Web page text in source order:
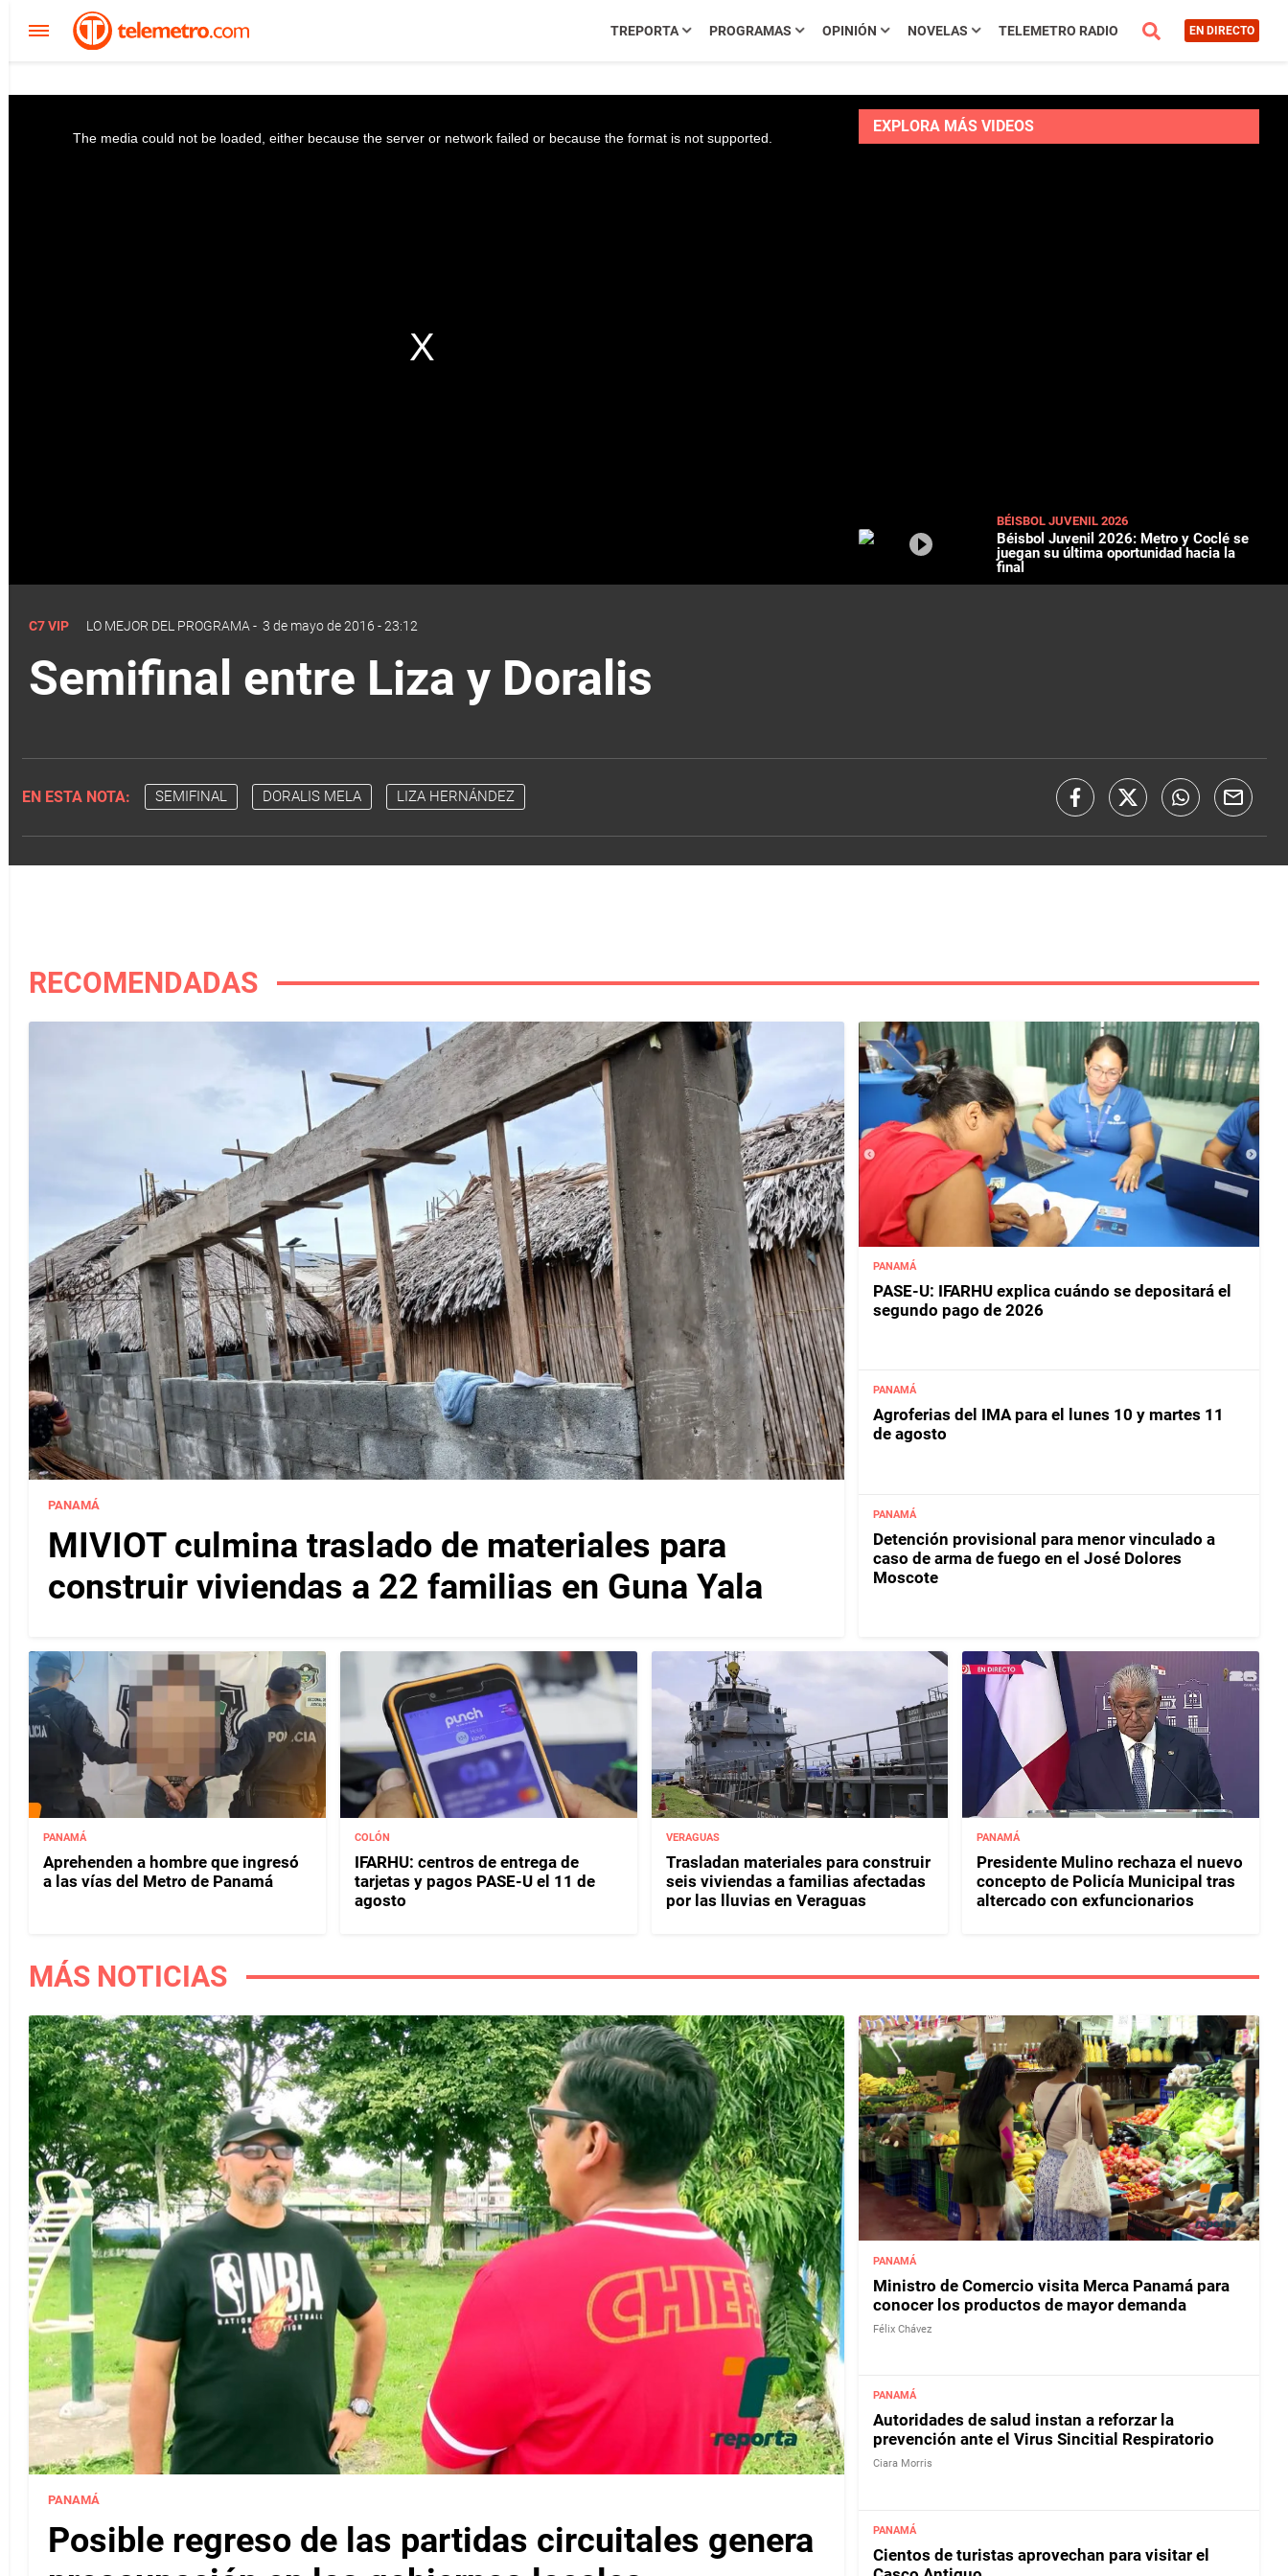
TREPORTA PROGRAMAS OPINIÓN NOVELAS TELEMETRO RADIO EN DIRECTO
The media could not be loaded, either because the server or network failed or because the format is not supported.
EXPLORA MÁS VIDEOS
BÉISBOL JUVENIL 2026
Béisbol Juvenil 2026: Metro y Coclé se
juegan su última oportunidad hacia la
final
C7 VIP LO MEJOR DEL PROGRAMA - 3 de mayo de 2016 - 23:12
Semifinal entre Liza y Doralis
EN ESTA NOTA: SEMIFINAL DORALIS MELA LIZA HERNÁNDEZ
RECOMENDADAS
PANAMÁ
MIVIOT culmina traslado de materiales para
construir viviendas a 22 familias en Guna Yala
PANAMÁ
PASE-U: IFARHU explica cuándo se depositará el
segundo pago de 2026
PANAMÁ
Agroferias del IMA para el lunes 10 y martes 11
de agosto
PANAMÁ
Detención provisional para menor vinculado a
caso de arma de fuego en el José Dolores
Moscote
PANAMÁ
Aprehenden a hombre que ingresó
a las vías del Metro de Panamá
COLÓN
IFARHU: centros de entrega de
tarjetas y pagos PASE-U el 11 de
agosto
VERAGUAS
Trasladan materiales para construir
seis viviendas a familias afectadas
por las lluvias en Veraguas
PANAMÁ
Presidente Mulino rechaza el nuevo
concepto de Policía Municipal tras
altercado con exfuncionarios
MÁS NOTICIAS
PANAMÁ
Posible regreso de las partidas circuitales genera
PANAMÁ
Ministro de Comercio visita Merca Panamá para
conocer los productos de mayor demanda
Félix Chávez
PANAMÁ
Autoridades de salud instan a reforzar la
prevención ante el Virus Sincitial Respiratorio
Ciara Morris
PANAMÁ
Cientos de turistas aprovechan para visitar el